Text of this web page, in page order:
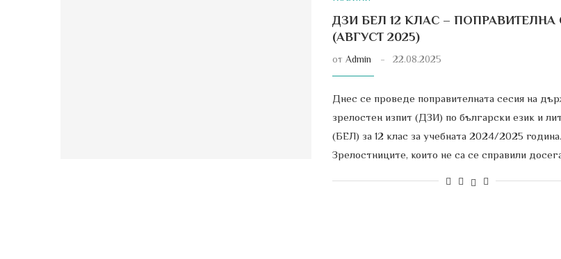
ДЗИ БЕЛ 12 КЛАС – ПОПРАВИТЕЛНА
(АВГУСТ 2025)
от Admin 22.08.2025
Днес се проведе поправителната сесия на
зрелостен изпит (ДЗИ) по български език и
(БЕЛ) за 12 клас за учебната 2024/2025 година.
Зрелостниците, които не са се справили